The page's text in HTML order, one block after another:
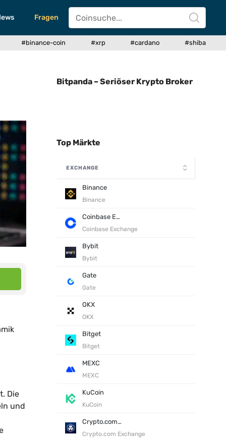
Fragen
#binance-coin #xrp #cardano #shiba
Die
und
Bitpanda – Seriöser Krypto Broker
Top Märkte
EXCHANGE
Binance
Binance
Coinbase Exchange
Coinbase Exchange
Bybit
Bybit
Gate
Gate
OKX
OKX
Bitget
Bitget
MEXC
MEXC
KuCoin
KuCoin
Crypto.com Exchange
Crypto.com Exchange